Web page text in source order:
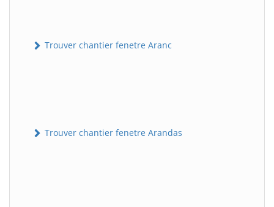
Trouver chantier fenetre Aranc
Trouver chantier fenetre Arandas